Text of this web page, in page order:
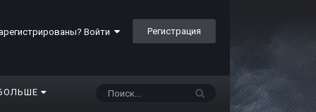
Войти Регистрация